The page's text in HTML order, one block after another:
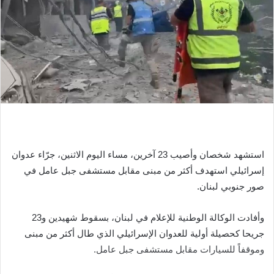
استشهد شخصان وأصيب 23 آخرين، مساء اليوم الاثنين، جرّاء عدوان
إسرائيلي استهدف أكثر من مبنى مقابل مستشفى جبل عامل في
صور جنوبي لبنان.
وأفادت الوكالة الوطنية للإعلام في لبنان، بسقوط شهيدين و23
جريحا كحصيلة أولية للعدوان الإسرائيلي الذي طال أكثر من مبنى
وموقفاً للسيارات مقابل مستشفى جبل عامل.